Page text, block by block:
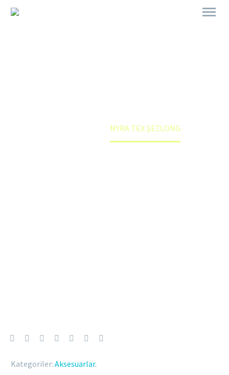
MYRA TEX ŞEZLONG
Kategoriler: Aksesuarlar.